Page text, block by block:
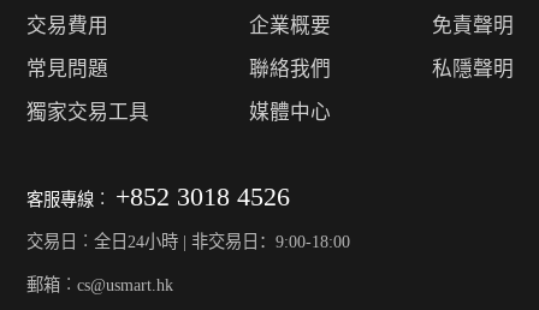
交易費用
常見問題
獨家交易工具
企業概要
聯絡我們
媒體中心
免責聲明
私隱聲明
客服專線︰ +852 3018 4526
交易日︰全日24小時 | 非交易日：9:00-18:00
郵箱︰cs@usmart.hk